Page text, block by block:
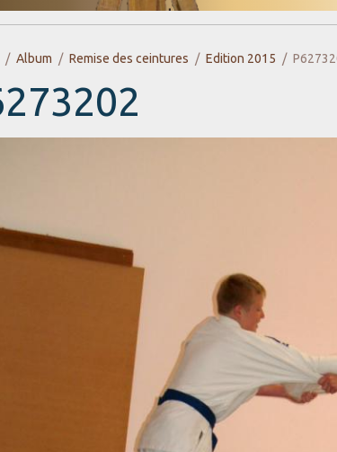
Album Remise des ceintures Edition 2015